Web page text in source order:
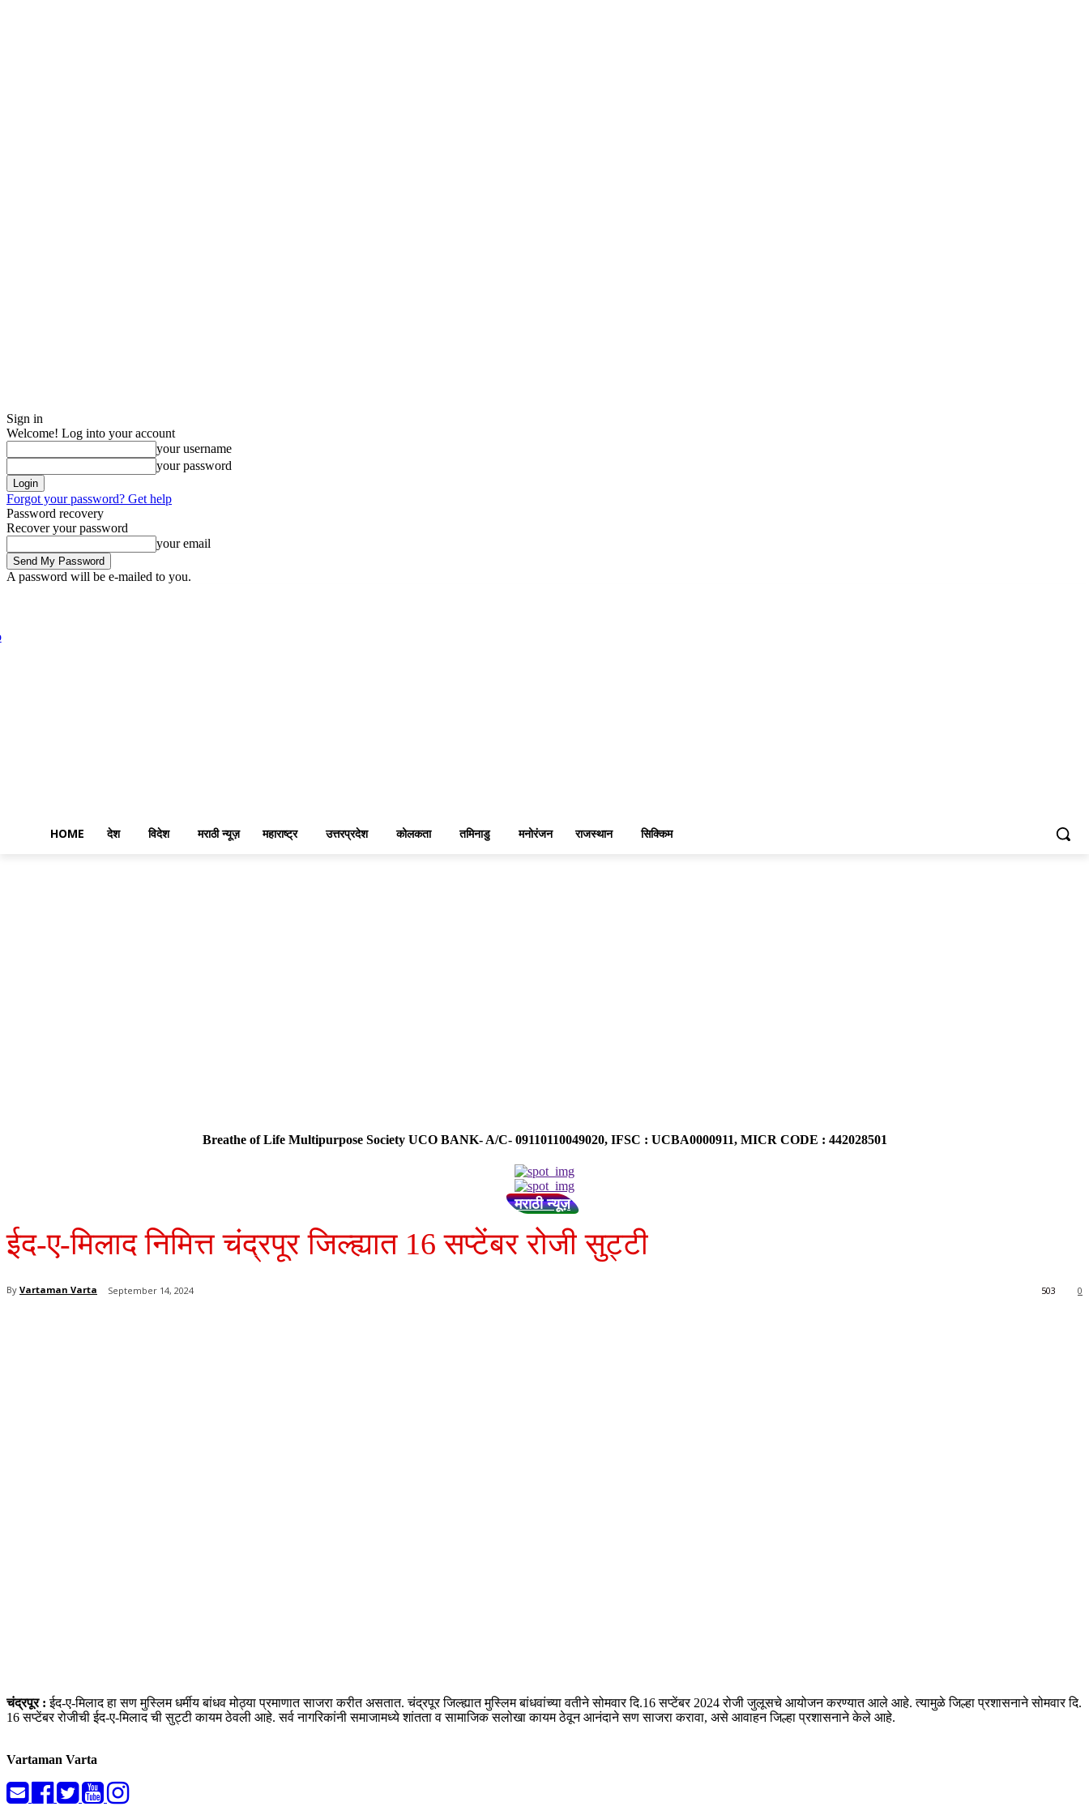
Sign in
Welcome! Log into your account
your username
your password
Forgot your password? Get help
Password recovery
Recover your password
your email
A password will be e-mailed to you.
HOME देश विदेश मराठी न्यूज़ महाराष्ट्र उत्तरप्रदेश कोलकता तमिनाडु मनोरंजन राजस्थान सिक्किम
Breathe of Life Multipurpose Society UCO BANK- A/C- 09110110049020, IFSC : UCBA0000911, MICR CODE : 442028501
मराठी न्यूज़
ईद-ए-मिलाद निमित्त चंद्रपूर जिल्ह्यात 16 सप्टेंबर रोजी सुट्टी
By Vartaman Varta September 14, 2024 0
503
चंद्रपूर : ईद-ए-मिलाद हा सण मुस्लिम धर्मीय बांधव मोठ्या प्रमाणात साजरा करीत असतात. चंद्रपूर जिल्ह्यात मुस्लिम बांधवांच्या वतीने सोमवार दि.16 सप्टेंबर 2024 रोजी जुलूसचे आयोजन करण्यात आले आहे. त्यामुळे जिल्हा प्रशासनाने सोमवार दि.
16 सप्टेंबर रोजीची ईद-ए-मिलाद ची सुट्टी कायम ठेवली आहे. सर्व नागरिकांनी समाजामध्ये शांतता व सामाजिक सलोखा कायम ठेवून आनंदाने सण साजरा करावा, असे आवाहन जिल्हा प्रशासनाने केले आहे.
Vartaman Varta